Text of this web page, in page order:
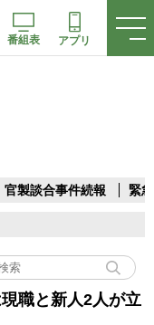
番組表 アプリ
官製談合事件続報 緊
職と新人2人が立